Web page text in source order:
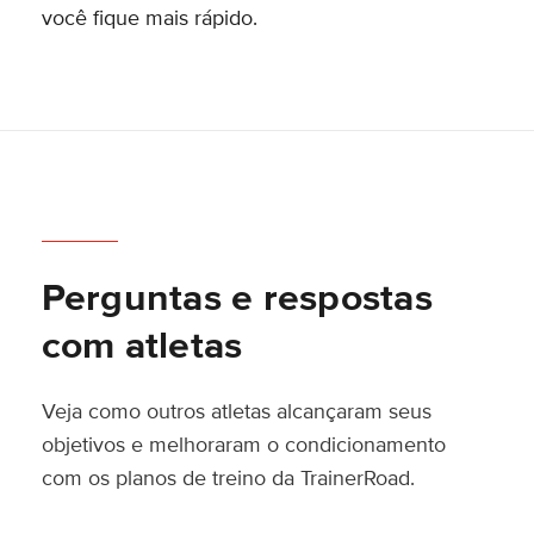
você fique mais rápido.
Perguntas e respostas
com atletas
Veja como outros atletas alcançaram seus
objetivos e melhoraram o condicionamento
com os planos de treino da TrainerRoad.